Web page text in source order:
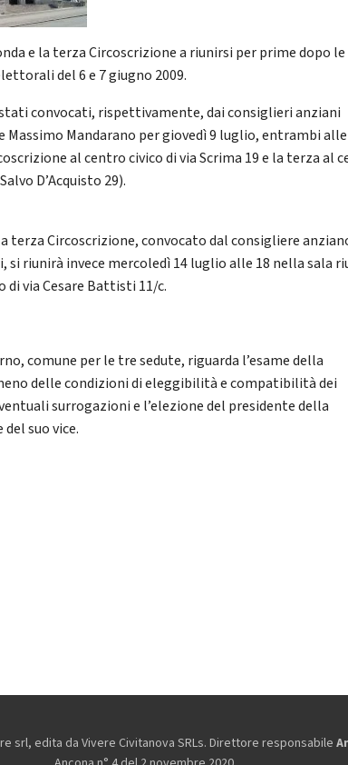
e la terza Circoscrizione a riunirsi per prime dopo le
del 6 e 7 giugno 2009.
convocati, rispettivamente, dai consiglieri anziani
Massimo Mandarano per giovedì 9 luglio, entrambi
al centro civico di via Scrima 19 e la terza al
D’Acquisto 29).
terza Circoscrizione, convocato dal consigliere
si riunirà invece mercoledì 14 luglio alle 18 nella sala
di via Cesare Battisti 11/c.
comune per le tre sedute, riguarda l’esame della
delle condizioni di eleggibilità e compatibilità dei
surrogazioni e l’elezione del presidente della
suo vice.
srl, edita da Vivere Civitanova SRLs. Direttore responsabile